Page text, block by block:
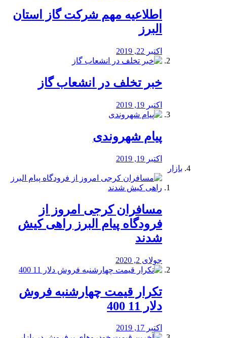
️اطلاعیه مهم شرکت گاز استان
البرز
اکتبر 22, 2019
خبر تخلف در انشعاب گاز
اکتبر 19, 2019
پیام شهروندی
اکتبر 19, 2019
بازار
مسافران کرجی امروز از
فرودگاه پیام البرز راهی کیش
شدند
جولای 2, 2020
تکرار قیمت چهارشنبه فروش
دلار 11 400
اکتبر 17, 2019